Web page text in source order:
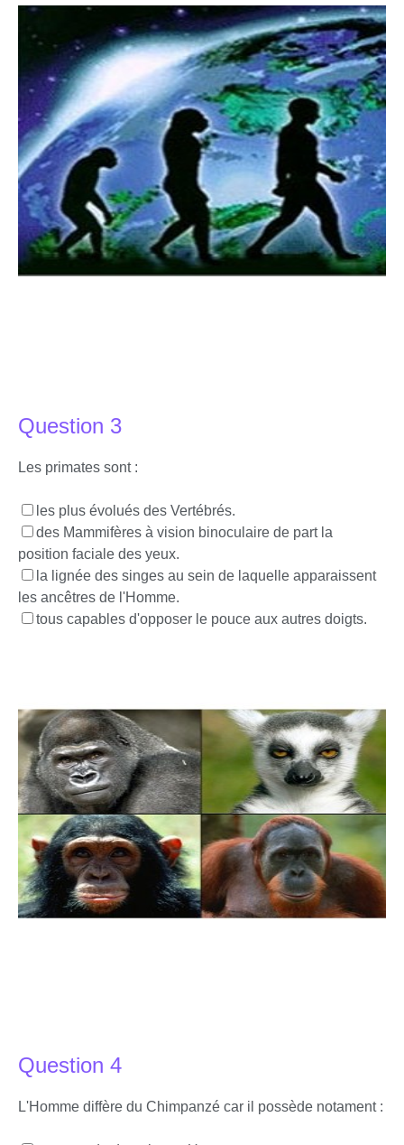
Question 3
Les primates sont :
les plus évolués des Vertébrés.
des Mammifères à vision binoculaire de part la
position faciale des yeux.
la lignée des singes au sein de laquelle apparaissent
les ancêtres de l'Homme.
tous capables d'opposer le pouce aux autres doigts.
Question 4
L'Homme diffère du Chimpanzé car il possède notament :